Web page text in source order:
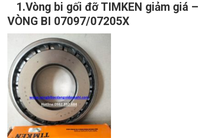
1.Vòng bi gối đỡ TIMKEN giảm giá –
VÒNG BI 07097/07205X